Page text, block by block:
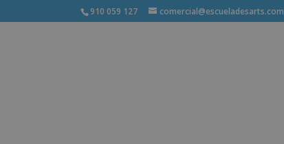
910 059 127 comercial@escueladesarts.com